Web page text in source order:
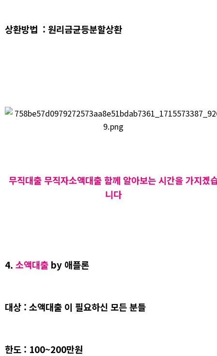
상환방법 : 원리금균등분할상환
무직대출 무직자소액대출 함께 알아보는 시간을 가지겠
니다
4. 소액대출 by 애플론
대상 : 소액대출 이 필요하신 모든 분들
한도 : 100~200만원